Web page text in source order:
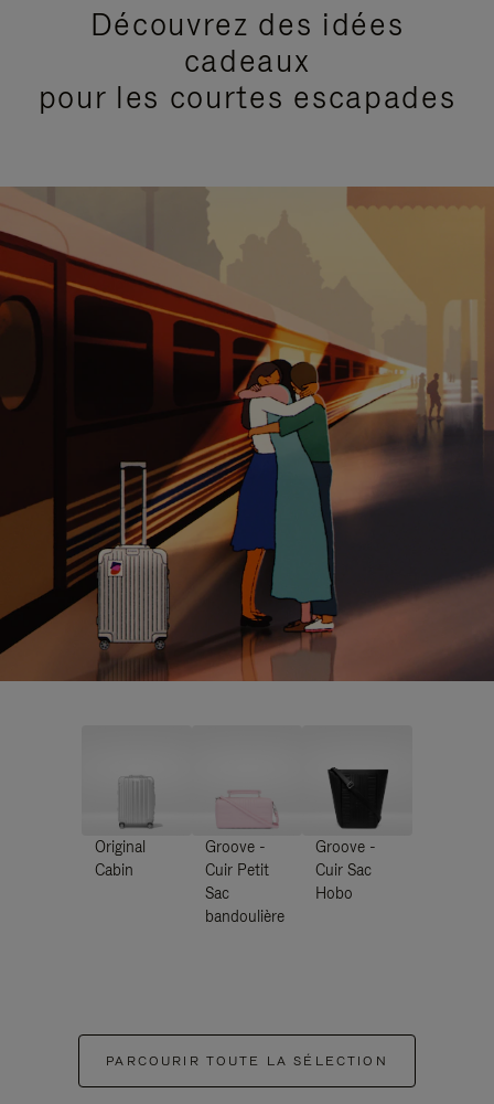
Découvrez des idées
cadeaux
pour les courtes escapades
Original
Cabin
Groove -
Cuir Petit
Sac
bandoulière
Groove -
Cuir Sac
Hobo
PARCOURIR TOUTE LA SÉLECTION